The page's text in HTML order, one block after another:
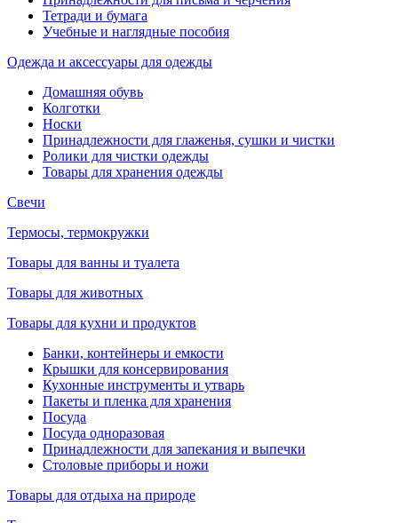
Тетради и бумага
Учебные и наглядные пособия
Одежда и аксессуары для одежды
Домашняя обувь
Колготки
Носки
Принадлежности для глаженья, сушки и чистки
Ролики для чистки одежды
Товары для хранения одежды
Свечи
Термосы, термокружки
Товары для ванны и туалета
Товары для животных
Товары для кухни и продуктов
Банки, контейнеры и емкости
Крышки для консервирования
Кухонные инструменты и утварь
Пакеты и пленка для хранения
Посуда
Посуда одноразовая
Принадлежности для запекания и выпечки
Столовые приборы и ножи
Товары для отдыха на природе